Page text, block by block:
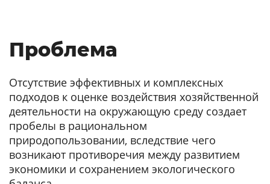
Проблема
Отсутствие эффективных и комплексных
подходов к оценке воздействия хозяйственной
деятельности на окружающую среду создает
пробелы в рациональном
природопользовании, вследствие чего
возникают противоречия между развитием
экономики и сохранением экологического